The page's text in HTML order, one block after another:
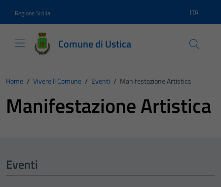
Regione Sicilia Lingua
ITA
Comune di Ustica
Home / Vivere Il Comune / Eventi / Manifestazione Artistica
Manifestazione Artistica
Eventi